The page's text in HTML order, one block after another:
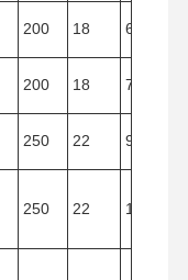
200 18 6.280
200 18 7.850
250 22 9.810
250 22 12.266